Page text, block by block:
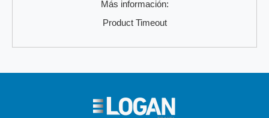
Más información:
Product Timeout